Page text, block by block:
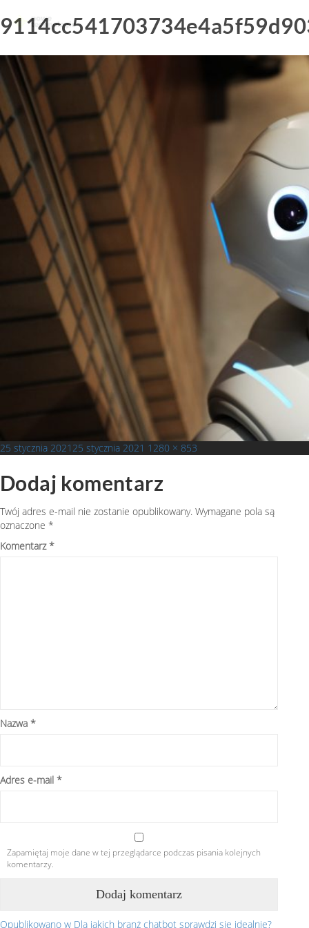
Opublikowano
25 stycznia 202125 stycznia 2021 Pełny
1280 × 853
Dodaj komentarz
Twój adres e-mail nie zostanie opublikowany. Wymagane pola są
oznaczone *
Komentarz*
Nazwa *
Adres e-mail *
Zapamiętaj moje dane w tej przeglądarce podczas pisania kolejnych
komentarzy.
Opublikowano w Dla jakich branż chatbot sprawdzi się idealnie?